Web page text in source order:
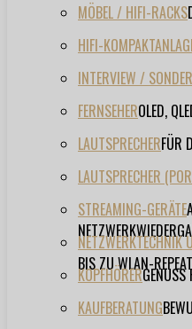
MÖBEL / HIFI-RACKS
HIFI-
INTERVIEW /
FERNSEHEROLED,
LAUTSPRECHERFÜR
LAUTSPRECHER
STREAMING-GERÄTE
NETZWERKTECHNIK
BIS ZU WLAN-
KOPFHÖRERGENUSS
KAUFBERATUNG